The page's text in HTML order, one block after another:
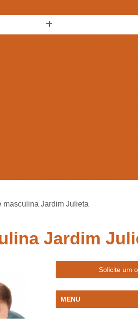
para a Calvície Suzano
para Eflúvio Telógeno Suzano
Clinica de
em Queda de Cabelo
Capilar
Clinica para
masculina Jardim Julieta
Jardim
Solicite um
MENU